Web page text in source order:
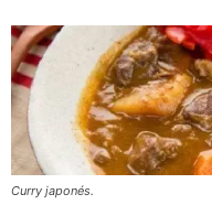
Curry japonés.